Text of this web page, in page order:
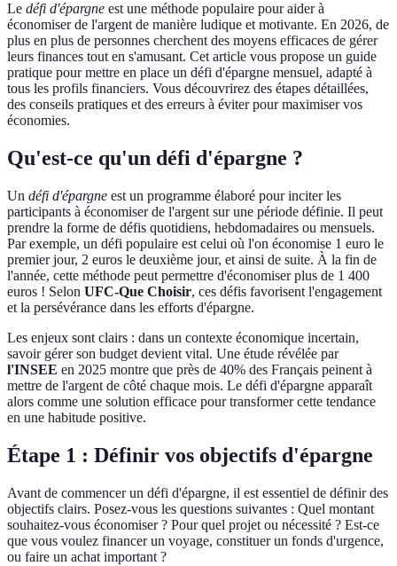
Le défi d'épargne est une méthode populaire pour aider à
économiser de l'argent de manière ludique et motivante. En 2026, de
plus en plus de personnes cherchent des moyens efficaces de gérer
leurs finances tout en s'amusant. Cet article vous propose un guide
pratique pour mettre en place un défi d'épargne mensuel, adapté à
tous les profils financiers. Vous découvrirez des étapes détaillées,
des conseils pratiques et des erreurs à éviter pour maximiser vos
économies.
Qu'est-ce qu'un défi d'épargne ?
Un défi d'épargne est un programme élaboré pour inciter les
participants à économiser de l'argent sur une période définie. Il peut
prendre la forme de défis quotidiens, hebdomadaires ou mensuels.
Par exemple, un défi populaire est celui où l'on économise 1 euro le
premier jour, 2 euros le deuxième jour, et ainsi de suite. À la fin de
l'année, cette méthode peut permettre d'économiser plus de 1 400
euros ! Selon UFC-Que Choisir, ces défis favorisent l'engagement
et la persévérance dans les efforts d'épargne.
Les enjeux sont clairs : dans un contexte économique incertain,
savoir gérer son budget devient vital. Une étude révélée par
l'INSEE en 2025 montre que près de 40% des Français peinent à
mettre de l'argent de côté chaque mois. Le défi d'épargne apparaît
alors comme une solution efficace pour transformer cette tendance
en une habitude positive.
Étape 1 : Définir vos objectifs d'épargne
Avant de commencer un défi d'épargne, il est essentiel de définir des
objectifs clairs. Posez-vous les questions suivantes : Quel montant
souhaitez-vous économiser ? Pour quel projet ou nécessité ? Est-ce
que vous voulez financer un voyage, constituer un fonds d'urgence,
ou faire un achat important ?